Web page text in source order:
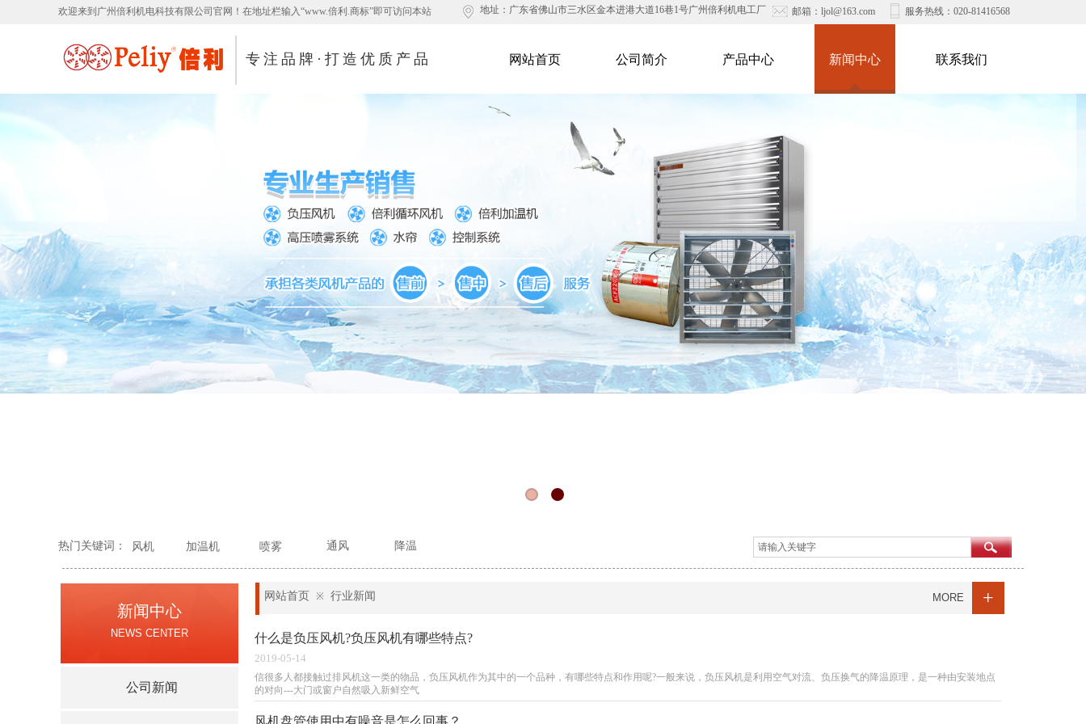
地址： 广东省佛山市三水区金本进港大道16巷1号广州倍利机电工厂
欢迎来到广州倍利机电科技有限公司官网！在地址栏输入“www.倍利.商标”即可访问本站​ 服务热线：020-81416568
邮箱：ljol@163.com
网站首页 公司简介 产品中心 新闻中心 联系我们
专注品牌·打造优质产品
降温
通风
喷雾
风机 加温机
热门关键词：
MORE
网站首页 ※ 行业新闻 +
新闻中心
NEWS CENTER 什么是负压风机?负压风机有哪些特点?
2019-05-14
信很多人都接触过排风机这一类的物品，负压风机作为其中的一个品种，有哪些特点和作用呢?一般来说，负压风机是利用空气对流、负压换气的降温原理，是一种由安装地点
的对向---大门或窗户自然吸入新鲜空气
风机盘管使用中有噪音是怎么回事？
公司新闻